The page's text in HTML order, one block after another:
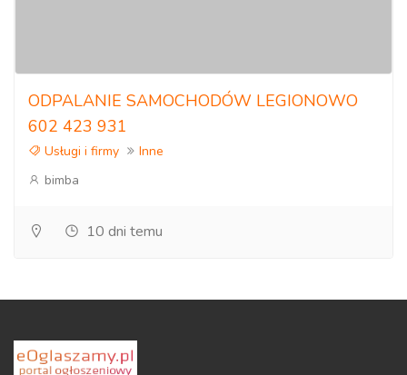
ODPALANIE SAMOCHODÓW LEGIONOWO
602 423 931
Usługi i firmy
Inne
bimba
10 dni temu